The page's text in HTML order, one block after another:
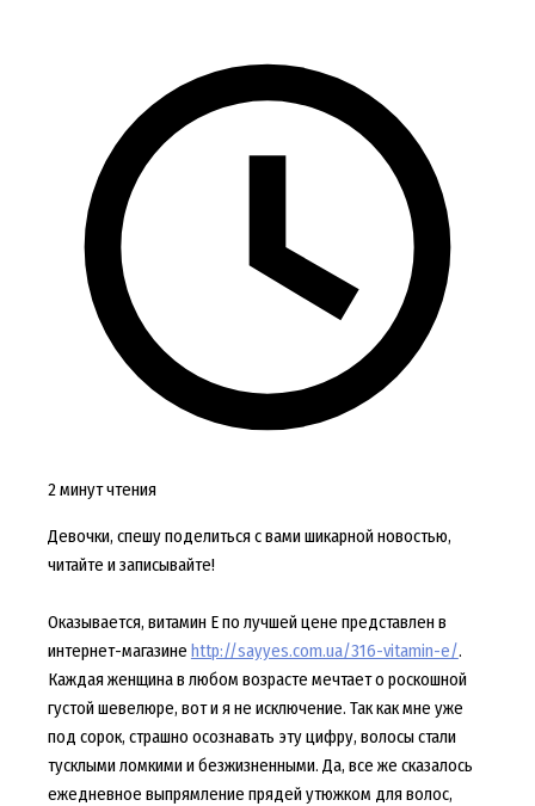
2 минут чтения
Девочки, спешу поделиться с вами шикарной новостью,
читайте и записывайте!
Оказывается, витамин Е по лучшей цене представлен в
интернет-магазине http://sayyes.com.ua/316-vitamin-e/.
Каждая женщина в любом возрасте мечтает о роскошной
густой шевелюре, вот и я не исключение. Так как мне уже
под сорок, страшно осознавать эту цифру, волосы стали
тусклыми ломкими и безжизненными. Да, все же сказалось
ежедневное выпрямление прядей утюжком для волос,